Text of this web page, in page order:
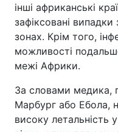
інші африканські
зафіксовані
зонах. Крім того,
можливості
межі Африки.
За словами медика,
Марбург або Ебола,
високу летальність